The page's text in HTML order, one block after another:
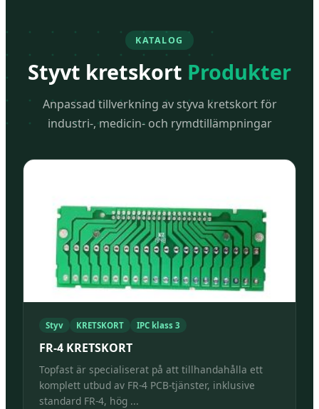
KATALOG
Styvt kretskort Produkter
Anpassad tillverkning av styva kretskort för
industri-, medicin- och rymdtillämpningar
Styv KRETSKORT IPC klass 3
FR-4 KRETSKORT
Topfast är specialiserat på att tillhandahålla ett
komplett utbud av FR-4 PCB-tjänster, inklusive
standard FR-4, hög ...